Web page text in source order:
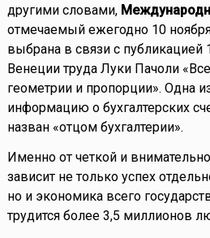
другими словами,
отмечаемый ежегодно 10
выбрана в связи с публикацией
Венеции труда Луки Пачоли
геометрии и пропорции». Одна
информацию о бухгалтерских
назван «отцом бухгалтерии».
Именно от четкой и
зависит не только успех
но и экономика всего
трудится более 3,5 миллионов